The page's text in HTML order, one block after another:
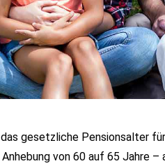
gesetzliche Pensionsalter
von 60 auf 65 Jahre –